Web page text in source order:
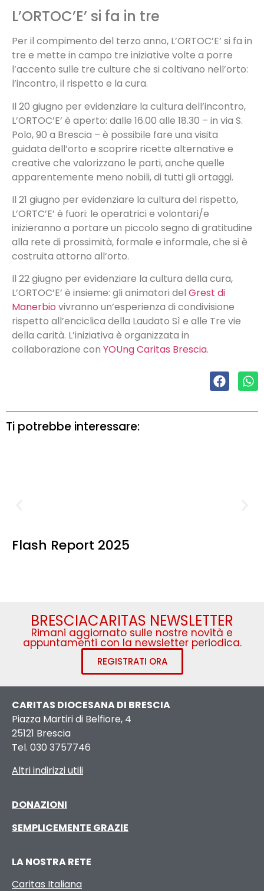
L’ORTOC’E’ si fa in tre
Per il compimento del terzo anno, L’ORTOC’E’ si fa in
tre e mette in campo tre iniziative volte a porre
l’accento sulle tre culture che si coltivano nell’orto:
l’incontro, il rispetto e la cura.
Il 20 giugno per evidenziare la cultura dell’incontro,
L’ORTOC’E’ è aperto: dalle 16.00 alle 18.30 – in via S.
Polo, 90 a Brescia – è possibile fare una visita
guidata dell’orto e scoprire ricette alternative e
creative che valorizzano le parti, anche quelle
apparentemente meno nobili, di tutti gli ortaggi.
Il 21 giugno per evidenziare la cultura del rispetto,
L’ORTC’E’ è fuori: le operatrici e volontari/e
inizieranno a portare un piccolo segno di gratitudine
alla rete di prossimità, formale e informale, che si è
costruita attorno all’orto.
Il 22 giugno per evidenziare la cultura della cura,
L’ORTOC’E’ è insieme: gli animatori del Grest di
Manerbio vivranno un’esperienza di condivisione
rispetto all’enciclica della Laudato Sì e alle Tre vie
della carità. L’iniziativa è organizzata in
collaborazione con YOUng Caritas Brescia.
Ti potrebbe interessare:
Flash Report 2025
BRESCIACARITAS NEWSLETTER
Rimani aggiornato sulle nostre novità e
appuntamenti con la newsletter periodica.
REGISTRATI ORA
CARITAS DIOCESANA DI BRESCIA
Piazza Martiri di Belfiore, 4
25121 Brescia
Tel. 030 3757746
Altri indirizzi utili
DONAZIONI
SEMPLICEMENTE GRAZIE
LA NOSTRA RETE
Caritas Italiana